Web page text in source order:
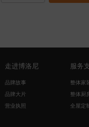
走进博洛尼
品牌故事
品牌大片
营业执照
服务
整体家
整体厨
全屋定